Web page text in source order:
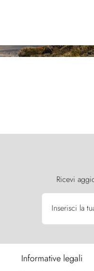
Ricevi
Inserisci la
Informative legali